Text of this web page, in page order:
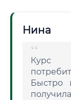
Нина
Курс
Быстро